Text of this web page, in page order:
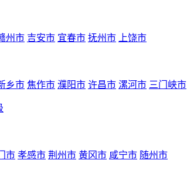
州市 吉安市 宜春市 抚州市 上饶市
乡市 焦作市 濮阳市 许昌市 漯河市 三门峡市
市 孝感市 荆州市 黄冈市 咸宁市 随州市